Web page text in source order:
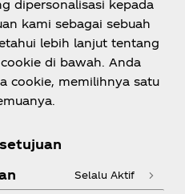
dipersonalisasi kepada
kami sebagai sebuah
lebih lanjut tentang
di bawah. Anda
cookie, memilihnya satu
Selalu Aktif